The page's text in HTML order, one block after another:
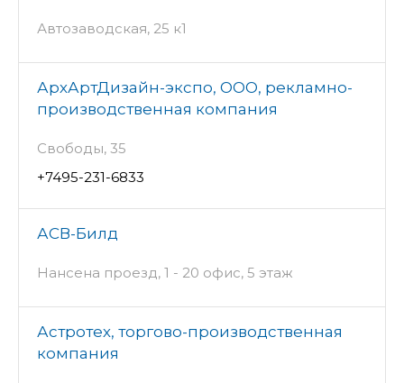
Автозаводская, 25 к1
АрхАртДизайн-экспо, ООО, рекламно-
производственная компания
Свободы, 35
+7495-231-6833
АСВ-Билд
Нансена проезд, 1 - 20 офис, 5 этаж
Астротех, торгово-производственная
компания